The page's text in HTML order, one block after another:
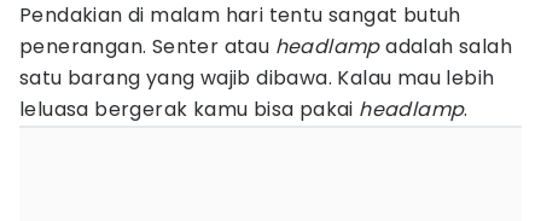
Pendakian di malam hari tentu sangat butuh
penerangan. Senter atau headlampadalah salah
satu barang yang wajib dibawa. Kalau mau lebih
leluasa bergerak kamu bisa pakai headlamp.